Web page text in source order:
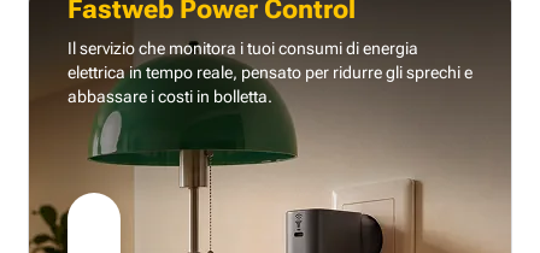
Fastweb Power Control
Il servizio che monitora i tuoi consumi di energia
elettrica in tempo reale, pensato per ridurre gli sprechi e
abbassare i costi in bolletta.